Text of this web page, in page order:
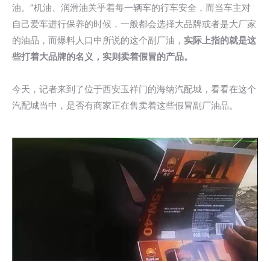
油。”机油、润滑油关乎着每一辆车的行车安全，而当车主对
自己爱车进行保养的时候，一般都会选择大品牌或者是大厂家
的油品，而爆料人口中所说的这个副厂油， 实际上指的就是这
些打着大品牌的名义，实则卖着假冒的产品。
今天，记者来到了位于西安玉祥门的海纳汽配城，看看在这个
汽配城当中，是否有商家正在售卖着这些假冒副厂油品。